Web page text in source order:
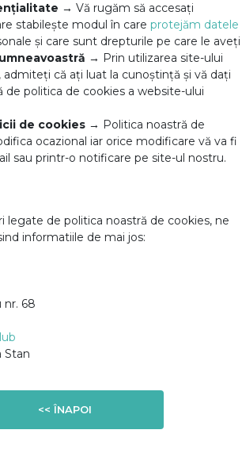
→ Vă rugăm să accesați
stabilește modul în care protejăm datele
și care sunt drepturile pe care le aveți
→ Prin utilizarea site-ului
că ați luat la cunoștință și vă dați
politica de cookies a website-ului
de cookies → Politica noastră de
ocazional iar orice modificare vă va fi
sau printr-o notificare pe site-ul nostru.
legate de politica noastră de cookies, ne
informatiile de mai jos:
nr. 68
Stan
<< ÎNAPOI